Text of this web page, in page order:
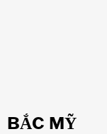
BẮC MỸ